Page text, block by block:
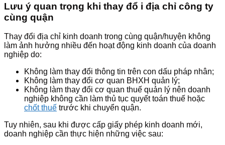
Lưu ý quan trọng khi thay đổ i địa chỉ công ty
cùng quận
Thay đổi địa chỉ kinh doanh trong cùng quận/huyện không
làm ảnh hưởng nhiều đến hoạt động kinh doanh của doanh
nghiệp do:
Không làm thay đổi thông tin trên con dấu pháp nhân;
Không làm thay đổi cơ quan BHXH quản lý;
Không làm thay đổi cơ quan thuế quản lý nên doanh
nghiệp không cần làm thủ tục quyết toán thuế hoặc
chốt thuế trước khi chuyển quận.
Tuy nhiên, sau khi được cấp giấy phép kinh doanh mới,
doanh nghiệp cần thực hiện những việc sau: